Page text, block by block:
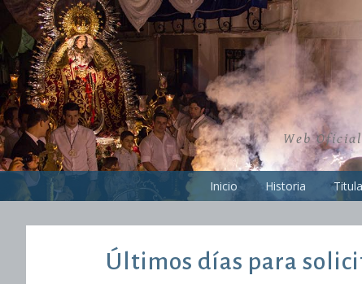
Skip
content
Web
Inicio Historia
Últimos días para